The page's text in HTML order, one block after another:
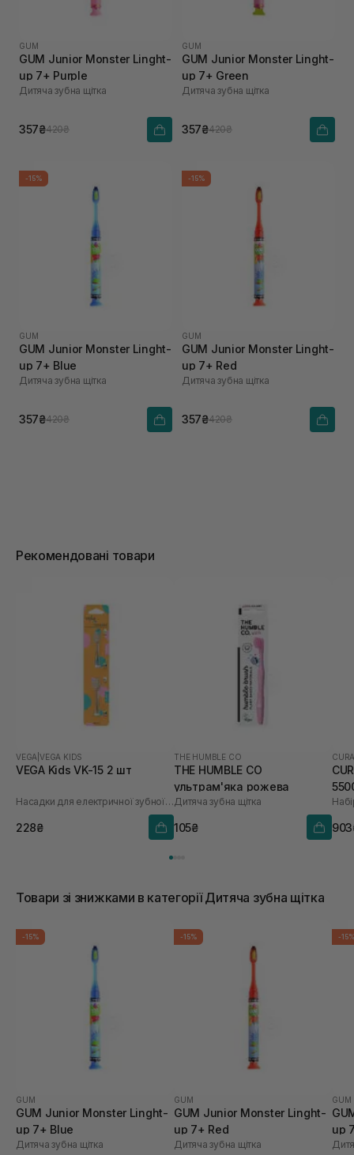
GUM
GUM Junior Monster Linght-
up 7+ Purple
Дитяча зубна щітка
357₴420₴
GUM
GUM Junior Monster Linght-
up 7+ Green
Дитяча зубна щітка
357₴420₴
-15%
GUM
GUM Junior Monster Linght-
up 7+ Blue
Дитяча зубна щітка
357₴420₴
-15%
GUM
GUM Junior Monster Linght-
up 7+ Red
Дитяча зубна щітка
357₴420₴
Рекомендовані товари
VEGA |VEGA KIDS
VEGA Kids VK-15 2 шт
Насадки для електричної зубної щітки
228₴
THE HUMBLE CO
THE HUMBLE CO
ультрам'яка рожева
Дитяча зубна щітка
105₴
Товари зі знижками в категорії Дитяча зубна щітка
-15%
GUM
GUM Junior Monster Linght-
up 7+ Blue
Дитяча зубна щітка
-15%
GUM
GUM Junior Monster Linght-
up 7+ Red
Дитяча зубна щітка
-
GUM
up